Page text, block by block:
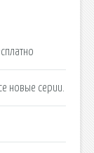
новые серии.